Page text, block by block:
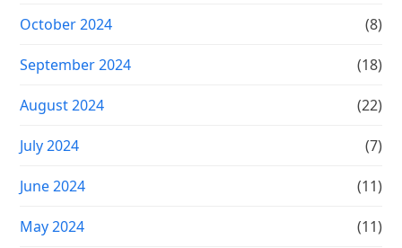
October 2024 (8)
September 2024 (18)
August 2024 (22)
July 2024 (7)
June 2024 (11)
May 2024 (11)